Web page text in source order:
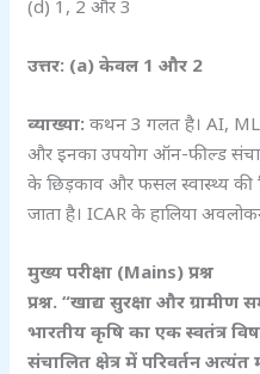
(d) 1, 2 और 3
उत्तर: (a)केवल 1और 2
व्याख्या: कथन 3 गलत है। AI, ML
और इनका उपयोग ऑन-फील्ड
के छिड़काव और फसल स्वास्थ्य की
जाता है। ICAR के हालिया
मुख्य परीक्षा (Mains)प्रश्न
प्रश्न. “खाद्य सुरक्षा और
भारतीय कृषि का एक स्वतंत्र
संचालित क्षेत्र में परिवर्तन अत्यंत